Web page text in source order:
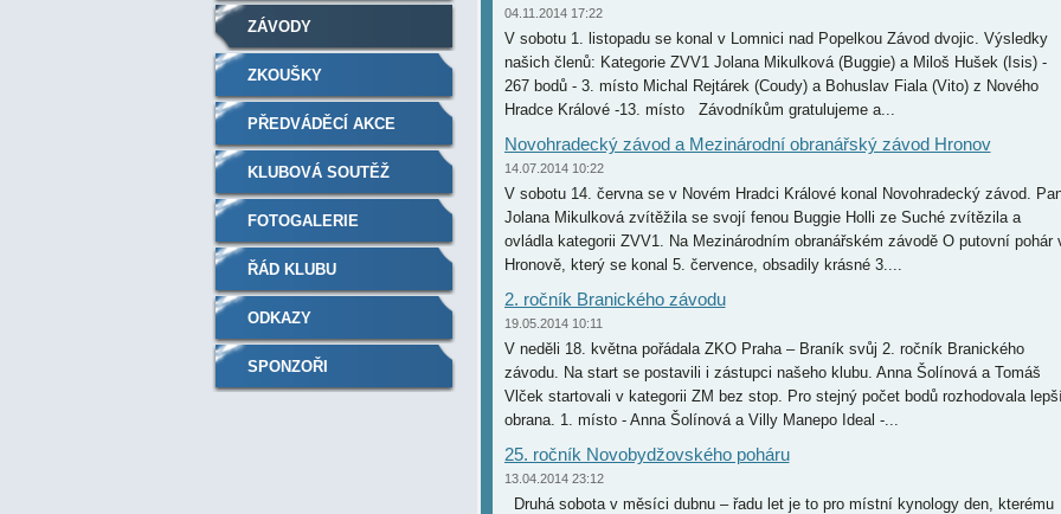
04.11.2014 17:22
V sobotu 1. listopadu se konal v Lomnici nad Popelkou Závod dvojic. Výsledky
našich členů: Kategorie ZVV1 Jolana Mikulková (Buggie) a Miloš Hušek (Isis) -
267 bodů - 3. místo Michal Rejtárek (Coudy) a Bohuslav Fiala (Vito) z Nového
Hradce Králové -13. místo Závodníkům gratulujeme a...
Novohradecký závod a Mezinárodní obranářský závod Hronov
14.07.2014 10:22
V sobotu 14. června se v Novém Hradci Králové konal Novohradecký závod.
Jolana Mikulková zvítěžila se svojí fenou Buggie Holli ze Suché zvítězila a
ovládla kategorii ZVV1. Na Mezinárodním obranářském závodě O putovní pohár
Hronově, který se konal 5. července, obsadily krásné 3....
2. ročník Branického závodu
19.05.2014 10:11
V neděli 18. května pořádala ZKO Praha – Braník svůj 2. ročník Branického
závodu. Na start se postavili i zástupci našeho klubu. Anna Šolínová a Tomáš
Vlček startovali v kategorii ZM bez stop. Pro stejný počet bodů rozhodovala
obrana. 1. místo - Anna Šolínová a Villy Manepo Ideal -...
25. ročník Novobydžovského poháru
13.04.2014 23:12
Druhá sobota v měsíci dubnu – řadu let je to pro místní kynology den, kterému
ZÁVODY
ZKOUŠKY
PŘEDVÁDĚCÍ AKCE
KLUBOVÁ SOUTĚŽ
FOTOGALERIE
ŘÁD KLUBU
ODKAZY
SPONZOŘI